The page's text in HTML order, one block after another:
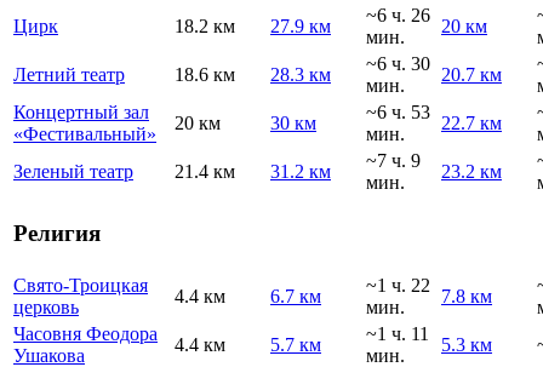
Цирк
18.2 км 27.9 км
~6 ч. 26
мин.
20 км
Летний театр
18.6 км 28.3 км
~6 ч. 30
мин.
20.7 км
Концертный зал
«Фестивальный»
20 км 30 км
~6 ч. 53
мин.
22.7 км
Зеленый театр
21.4 км 31.2 км
~7 ч. 9
мин.
23.2 км
Религия
Свято-Троицкая
церковь
4.4 км 6.7 км
~1 ч. 22
мин.
7.8 км
Часовня Феодора
Ушакова
4.4 км 5.7 км
~1 ч. 11
мин.
5.3 км